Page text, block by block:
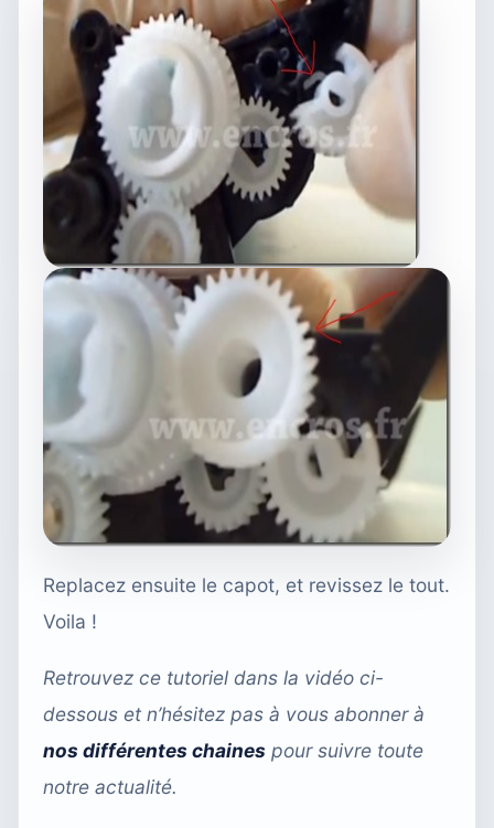
Replacez ensuite le capot, et revissez le tout.
Voila !
Retrouvez ce tutoriel dans la vidéo ci-
dessous et n’hésitez pas à vous abonnerà
nos différentes chaines pour suivre toute
notre actualité.